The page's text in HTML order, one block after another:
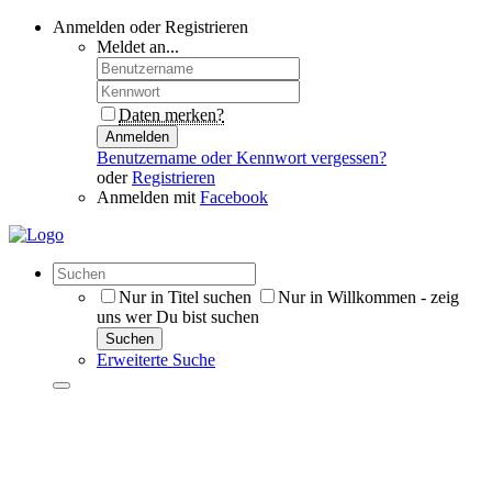
Anmelden oder Registrieren
Meldet an...
Daten merken?
Anmelden
Benutzername oder Kennwort vergessen?
oderRegistrieren
Anmelden mit Facebook
Nur in Titel suchen
Nur in Willkommen - zeig
uns wer Du bist suchen
Suchen
Erweiterte Suche